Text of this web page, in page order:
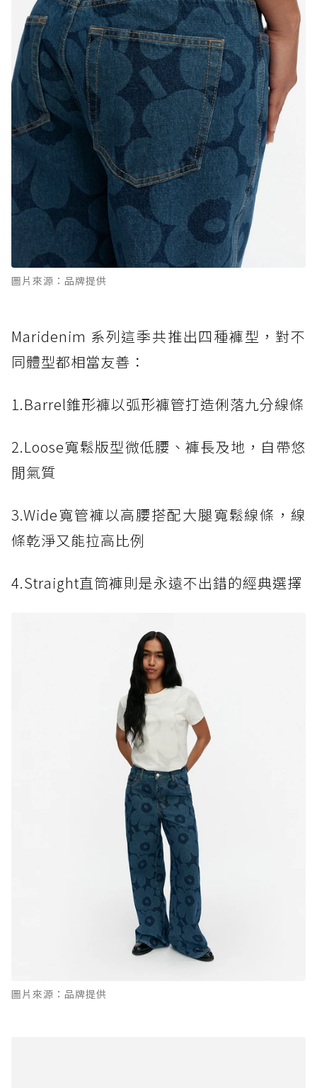
圖片來源：品牌提供
Maridenim 系列這季共推出四種褲型，對不
同體型都相當友善：
1.Barrel錐形褲以弧形褲管打造俐落九分線條
2.Loose寬鬆版型微低腰、褲長及地，自帶悠
閒氣質
3.Wide寬管褲以高腰搭配大腿寬鬆線條，線
條乾淨又能拉高比例
4.Straight直筒褲則是永遠不出錯的經典選擇
圖片來源：品牌提供